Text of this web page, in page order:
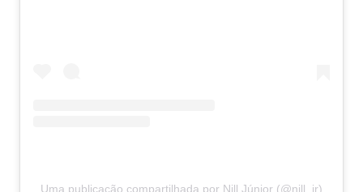
Uma publicação compartilhada por Nill Júnior (@nill_jr)